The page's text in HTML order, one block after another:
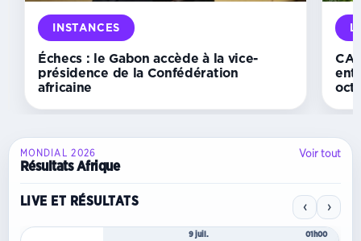
rêve
déjà
d’Orlando
Pirates
INSTANCES
Échecs : le Gabon accède à la vice-
présidence de la Confédération
africaine
MONDIAL 2026
Résultats Afrique
Voir tout
LIVE ET RÉSULTATS ‹ ›
9 juil. 01h00